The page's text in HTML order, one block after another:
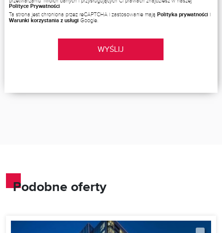
Polityce Prywatności
Ta strona jest chroniona przez reCAPTCHA i zastosowanie mają Polityka prywatności i
Warunki korzystania z usługi Google.
WYŚLIJ
Podobne oferty